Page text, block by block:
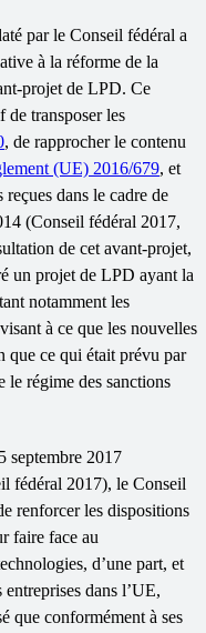
par le Conseil fédéral a
à la réforme de la
projet de LPD. Ce
transposer les
, de rapprocher le contenu
(UE) 2016/679, et
dans le cadre de
(Conseil fédéral 2017,
de cet avant-projet,
un projet de LPD ayant la
notamment les
à ce que les nouvelles
que ce qui était prévu par
le régime des sanctions
septembre 2017
fédéral 2017), le Conseil
renforcer les dispositions
faire face au
d’une part, et
dans l’UE,
que conformément à ses